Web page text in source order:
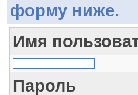
форму ниже.
Имя
Пароль